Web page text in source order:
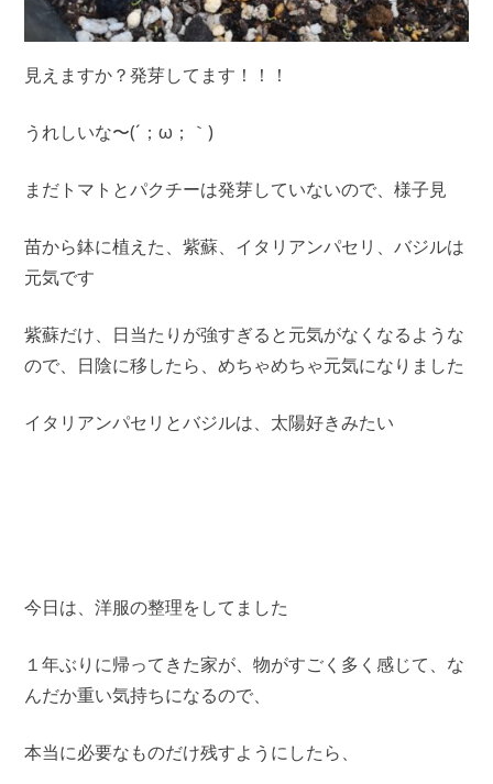
見えますか？発芽してます！！！
うれしいな〜(⁠´⁠；⁠ω⁠；⁠｀⁠)
まだトマトとパクチーは発芽していないので、様子見
苗から鉢に植えた、紫蘇、イタリアンパセリ、バジルは
元気です
紫蘇だけ、日当たりが強すぎると元気がなくなるような
ので、日陰に移したら、めちゃめちゃ元気になりました
イタリアンパセリとバジルは、太陽好きみたい
今日は、洋服の整理をしてました
１年ぶりに帰ってきた家が、物がすごく多く感じて、な
んだか重い気持ちになるので、
本当に必要なものだけ残すようにしたら、